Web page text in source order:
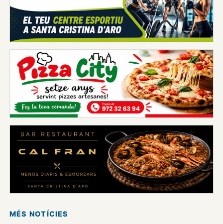
MÉS NOTÍCIES